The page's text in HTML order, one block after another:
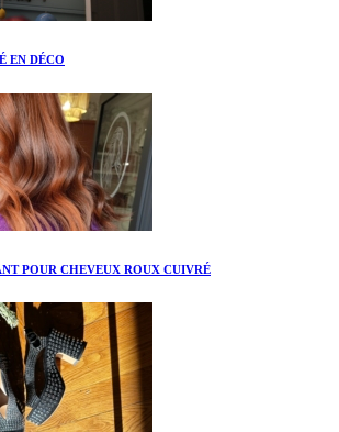
EN DÉCO
POUR CHEVEUX ROUX CUIVRÉ